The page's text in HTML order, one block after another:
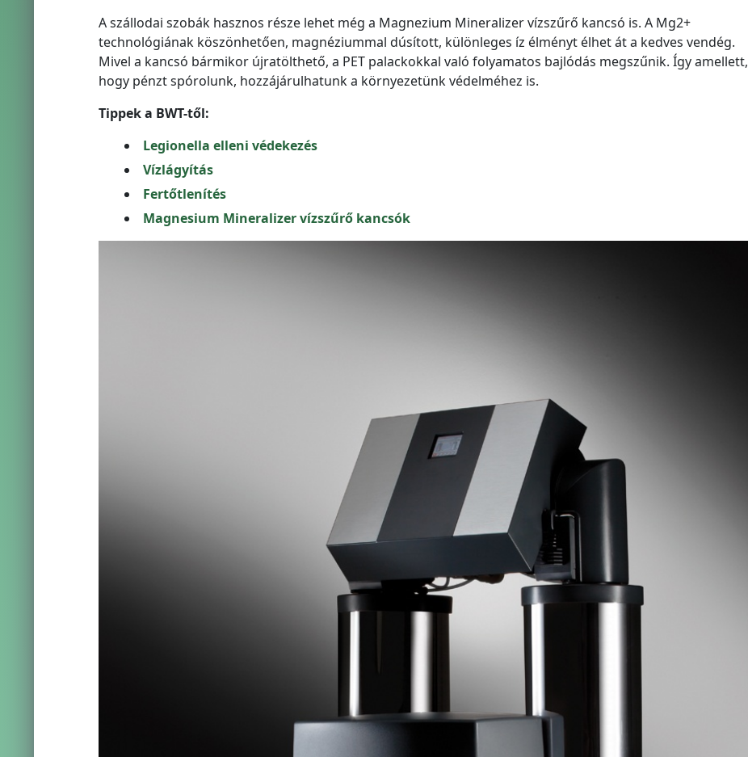
A szállodai szobák hasznos része lehet még a Magnezium Mineralizer vízszűrő kancsó is. A Mg2+
technológiának köszönhetően, magnéziummal dúsított, különleges íz élményt élhet át a kedves vendég.
Mivel a kancsó bármikor újratölthető, a PET palackokkal való folyamatos bajlódás megszűnik. Így amellett,
hogy pénzt spórolunk, hozzájárulhatunk a környezetünk védelméhez is.
Tippek a BWT-től:
Legionella elleni védekezés
Vízlágyítás
Fertőtlenítés
Magnesium Mineralizer vízszűrő kancsók